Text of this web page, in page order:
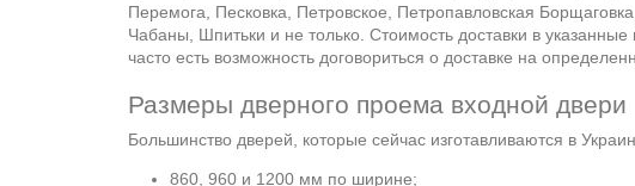
Перемога, Песковка, Петровское, Петропавловская
Чабаны, Шпитьки и не только. Стоимость доставки в
часто есть возможность договориться о доставке на
Размеры дверного проема входной двери
Большинство дверей, которые сейчас изготавливаются в
860, 960 и 1200 мм по ширине;